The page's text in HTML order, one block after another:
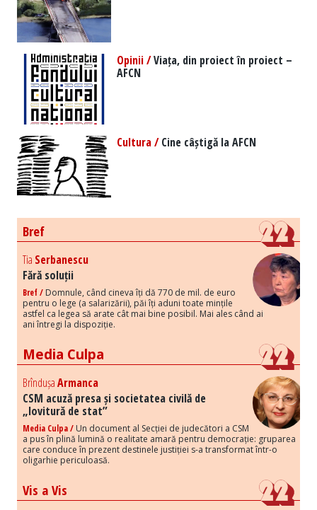
Opinii /Viața, din proiect în proiect –
AFCN
Cultura /Cine câștigă la AFCN
Bref
Tia Serbanescu
Fără soluții
Bref / Domnule, când cineva îți dă 770 de mil. de euro
pentru o lege (a salarizării), păi îți aduni toate mințile
astfel ca legea să arate cât mai bine posibil. Mai ales când ai
ani întregi la dispoziție.
Media Culpa
BrîndușaArmanca
CSM acuză presa și societatea civilă de
„lovitură de stat”
Media Culpa / Un document al Secției de judecători a CSM
a pus în plină lumină o realitate amară pentru democrație: gruparea
care conduce în prezent destinele justiției s-a transformat într-o
oligarhie periculoasă.
Vis a Vis